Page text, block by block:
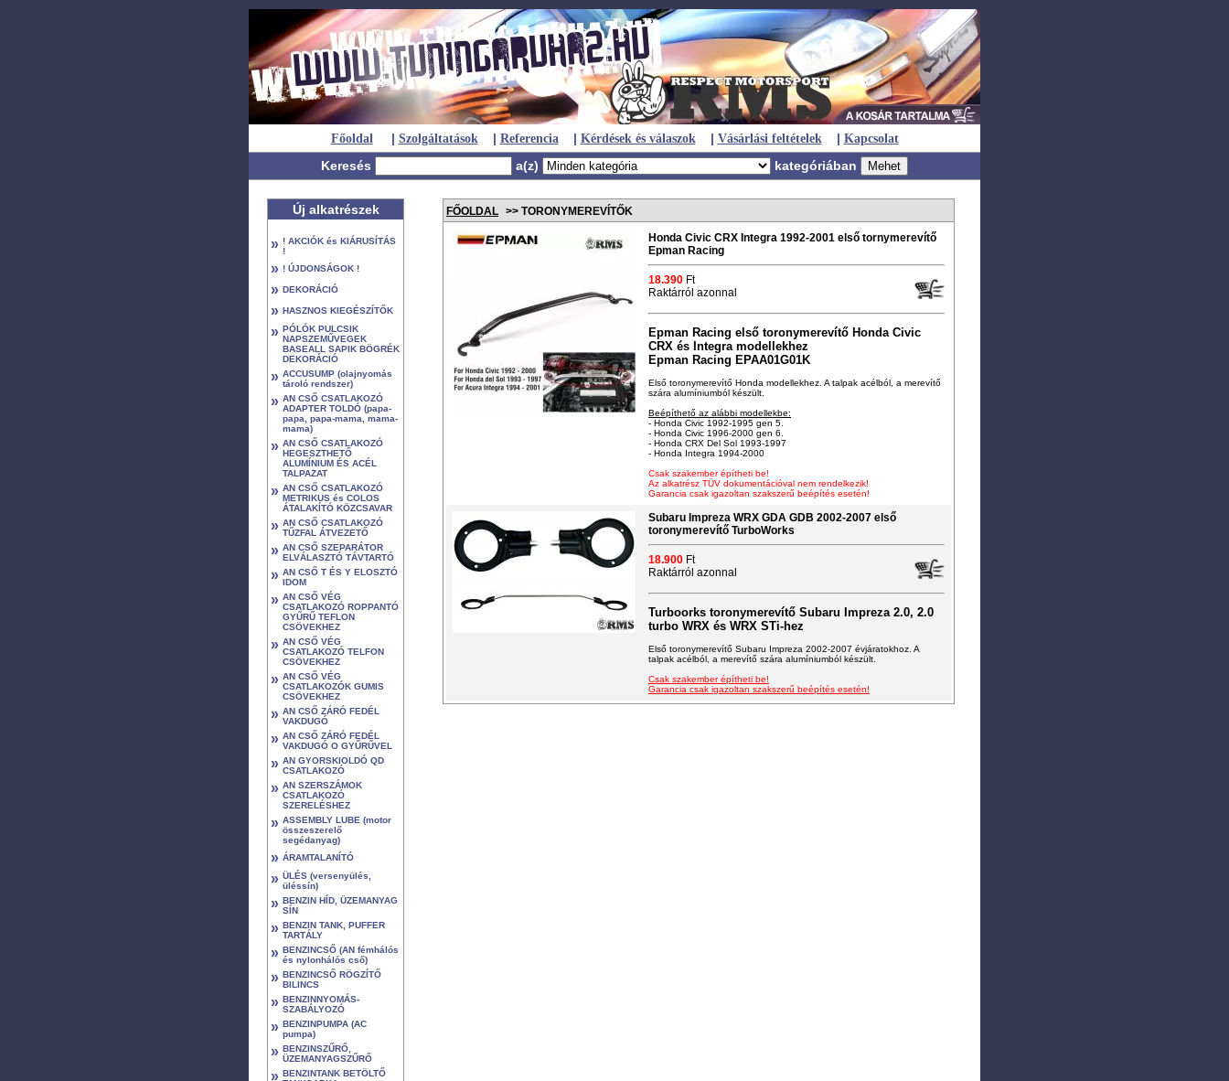
Főoldal | Szolgáltatások | Referencia | Kérdések és válaszok | Vásárlási feltételek | Kapcsolat
Keresés a(z) kategóriában
Új alkatrészek
» ! AKCIÓK és KIÁRUSÍTÁS
!
» ! ÚJDONSÁGOK !
» DEKORÁCIÓ
» HASZNOS KIEGÉSZÍTŐK
» PÓLÓK PULCSIK
NAPSZEMŰVEGEK
BASEALL SAPIK BÖGRÉK
DEKORÁCIÓ
» ACCUSUMP (olajnyomás
tároló rendszer)
» AN CSŐ CSATLAKOZÓ
ADAPTER TOLDÓ (papa-
papa, papa-mama, mama-
mama)
» AN CSŐ CSATLAKOZÓ
HEGESZTHETŐ
ALUMÍNIUM ÉS ACÉL
TALPAZAT
» AN CSŐ CSATLAKOZÓ
METRIKUS és COLOS
ÁTALAKÍTÓ KÖZCSAVAR
» AN CSŐ CSATLAKOZÓ
TŰZFAL ÁTVEZETŐ
» AN CSŐ SZEPARÁTOR
ELVÁLASZTÓ TÁVTARTÓ
» AN CSŐ T ÉS Y ELOSZTÓ
IDOM
» AN CSŐ VÉG
CSATLAKOZÓ ROPPANTÓ
GYŰRŰ TEFLON
CSÖVEKHEZ
» AN CSŐ VÉG
CSATLAKOZÓ TELFON
CSÖVEKHEZ
» AN CSŐ VÉG
CSATLAKOZÓK GUMIS
CSÖVEKHEZ
» AN CSŐ ZÁRÓ FEDÉL
VAKDUGÓ
» AN CSŐ ZÁRÓ FEDÉL
VAKDUGÓ O GYŰRŰVEL
» AN GYORSKIOLDÓ QD
CSATLAKOZÓ
» AN SZERSZÁMOK
CSATLAKOZÓ
SZERELÉSHEZ
» ASSEMBLY LUBE (motor
összeszerelő
segédanyag)
» ÁRAMTALANÍTÓ
» ÜLÉS (versenyülés,
üléssín)
» BENZIN HÍD, ÜZEMANYAG
SÍN
» BENZIN TANK, PUFFER
TARTÁLY
» BENZINCSŐ (AN fémhálós
és nylonhálós cső)
» BENZINCSŐ RÖGZÍTŐ
BILINCS
» BENZINNYOMÁS-
SZABÁLYOZÓ
» BENZINPUMPA (AC
pumpa)
» BENZINSZŰRŐ,
ÜZEMANYAGSZŰRŐ
» BENZINTANK BETÖLTŐ
FŐOLDAL >> TORONYMEREVÍTŐK
Honda Civic CRX Integra 1992-2001 első tornymerevítő
Epman Racing
18.390 Ft
Raktárról azonnal
Epman Racing első toronymerevítő Honda Civic
CRX és Integra modellekhez
Epman Racing EPAA01G01K
Első toronymerevítő Honda modellekhez. A talpak acélból, a merevítő
szára alumíniumból készült.
Beépíthető az alábbi modellekbe:
- Honda Civic 1992-1995 gen 5.
- Honda Civic 1996-2000 gen 6.
- Honda CRX Del Sol 1993-1997
- Honda Integra 1994-2000
Csak szakember építheti be!
Az alkatrész TÜV dokumentációval nem rendelkezik!
Garancia csak igazoltan szakszerű beépítés esetén!
Subaru Impreza WRX GDA GDB 2002-2007 első
toronymerevítő TurboWorks
18.900 Ft
Raktárról azonnal
Turboorks toronymerevítő Subaru Impreza 2.0, 2.0
turbo WRX és WRX STi-hez
Első toronymerevítő Subaru Impreza 2002-2007 évjáratokhoz. A
talpak acélból, a merevítő szára alumíniumból készült.
Csak szakember építheti be!
Garancia csak igazoltan szakszerű beépítés esetén!